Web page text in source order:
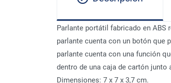
Parlante portátil fabricado en ABS
parlante cuenta con un botón que
parlante cuenta con una función
dentro de una caja de cartón junto
Dimensiones: 7 x 7 x 3,7 cm.